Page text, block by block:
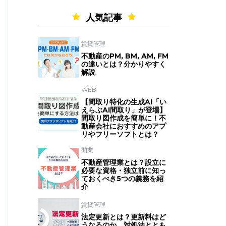
人気記事
賃貸管理
不動産のPM, BM, AM, FM
の違いとは？分かりやすく
解説
WEB
【間取り特化の生成AI「い
えらぶAI間取り」が登場】
間取り図作成を簡単に！不
動産会社におすすめのアプ
リやフリーソフトとは？
開業
不動産管理業とは？設立に
必要な資格・独立前に知っ
ておくべき5つの義務を紹
介
賃貸管理
法定更新とは？更新料はど